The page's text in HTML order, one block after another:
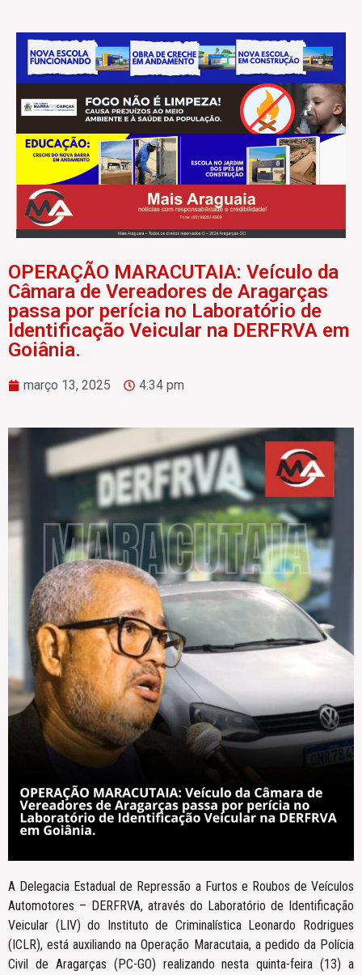
OPERAÇÃO MARACUTAIA: Veículo da
Câmara de Vereadores de Aragarças
passa por perícia no Laboratório de
Identificação Veicular na DERFRVA em
Goiânia.
março 13, 2025 4:34 pm
A Delegacia Estadual de Repressão a Furtos e Roubos de Veículos
Automotores – DERFRVA, através do Laboratório de Identificação
Veicular (LIV) do Instituto de Criminalística Leonardo Rodrigues
(ICLR), está auxiliando na Operação Maracutaia, a pedido da Polícia
Civil de Aragarças (PC-GO) realizando nesta quinta-feira (13) a